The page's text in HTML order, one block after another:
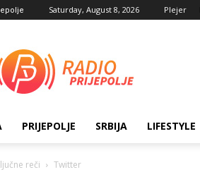
Saturday, August 8, 2026 Plejer
Prijepolje
PRIJEPOLJE SRBIJA LIFESTYLE
reči Twitter